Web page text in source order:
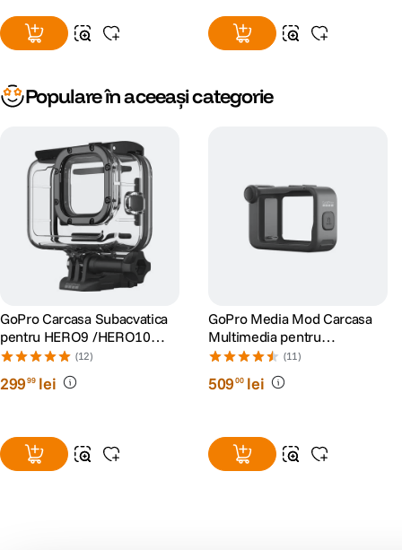
Populare în aceeași categorie
GoPro Carcasa Subacvatica
pentru HERO9 /HERO10
/HERO11 Black/HERO12/
HERO13
(12)
29999 lei
GoPro Media Mod Carcasa
Multimedia pentru
HERO9/10/11/12/13 Black
(11)
50900 lei